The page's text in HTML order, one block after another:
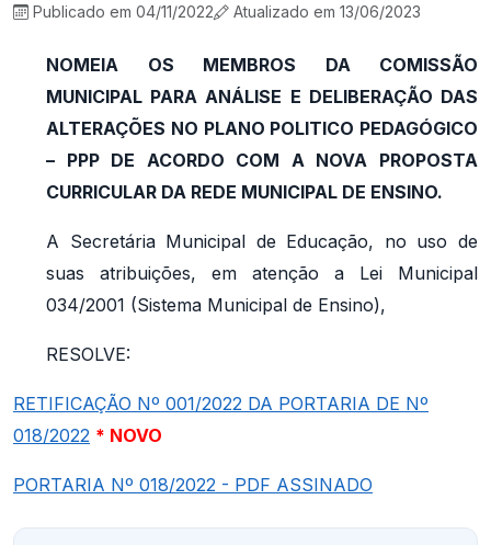
Publicado em 04/11/2022 Atualizado em 13/06/2023
NOMEIA OS MEMBROS DA COMISSÃO
MUNICIPAL PARA ANÁLISE E DELIBERAÇÃO DAS
ALTERAÇÕES NO PLANO POLITICO PEDAGÓGICO
– PPP DE ACORDO COM A NOVA PROPOSTA
CURRICULAR DA REDE MUNICIPAL DE ENSINO.
A Secretária Municipal de Educação, no uso de
suas atribuições, em atenção a Lei Municipal
034/2001 (Sistema Municipal de Ensino),
RESOLVE:
RETIFICAÇÃO Nº 001/2022 DA PORTARIA DE Nº
018/2022 * NOVO
PORTARIA Nº 018/2022 - PDF ASSINADO